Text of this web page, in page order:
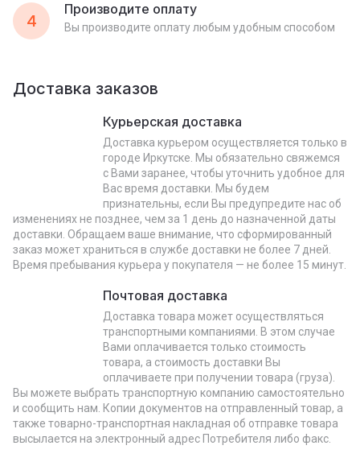
4
Производите оплату
Вы производите оплату любым удобным способом
Доставка заказов
Курьерская доставка
Доставка курьером осуществляется только в
городе Иркутске. Мы обязательно свяжемся
с Вами заранее, чтобы уточнить удобное для
Вас время доставки. Мы будем
признательны, если Вы предупредите нас об
изменениях не позднее, чем за 1 день до назначенной даты
доставки. Обращаем ваше внимание, что сформированный
заказ может храниться в службе доставки не более 7 дней.
Время пребывания курьера у покупателя — не более 15 минут.
Почтовая доставка
Доставка товара может осуществляться
транспортными компаниями. В этом случае
Вами оплачивается только стоимость
товара, а стоимость доставки Вы
оплачиваете при получении товара (груза).
Вы можете выбрать транспортную компанию самостоятельно
и сообщить нам. Копии документов на отправленный товар, а
также товарно-транспортная накладная об отправке товара
высылается на электронный адрес Потребителя либо факс.